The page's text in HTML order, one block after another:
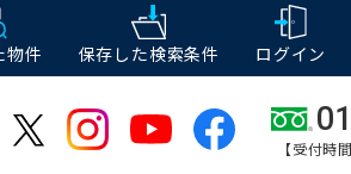
物件 保存した検索条件 ログイン
【受付時